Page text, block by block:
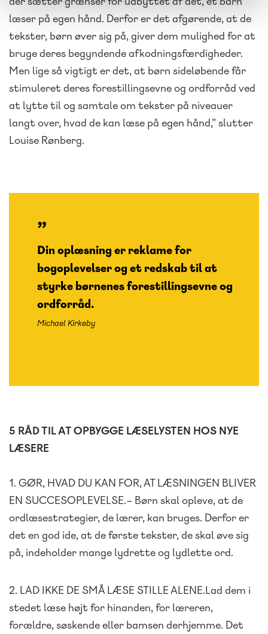
læser på egen hånd. Derfor er det afgørende, at de
tekster, børn øver sig på, giver dem mulighed for at
bruge deres begyndende afkodningsfærdigheder.
Men lige så vigtigt er det, at børn sideløbende får
stimuleret deres forestillingsevne og ordforråd ved
at lytte til og samtale om tekster på niveauer
langt over, hvad de kan læse på egen hånd,” slutter
Louise Rønberg.
Din oplæsning er reklame for
bogoplevelser og et redskab til at
styrke børnenes forestillingsevne og
ordforråd.
Michael Kirkeby
5 RÅD TIL AT OPBYGGE LÆSELYSTEN HOS NYE
LÆSERE
1. GØR, HVAD DU KAN FOR, AT LÆSNINGEN BLIVER
EN SUCCESOPLEVELSE.– Børn skal opleve, at de
ordlæsestrategier, de lærer, kan bruges. Derfor er
det en god ide, at de første tekster, de skal øve sig
på, indeholder mange lydrette og lydlette ord.
2. LAD IKKE DE SMÅ LÆSE STILLE ALENE.Lad dem i
stedet læse højt for hinanden, for læreren,
forældre, søskende eller bamsen derhjemme. Det